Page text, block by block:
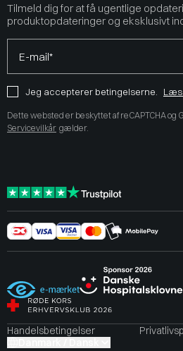
Tilmeld dig for at få ugentlige
produktopdateringer og eksklusivt
E-mail*
Jeg accepterer betingelserne. Læs
Dette websted er beskyttet af reCAPTCHA og
Servicevilkår gælder.
Handelsbetingelser